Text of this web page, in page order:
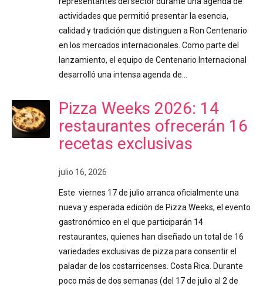
actividades que permitió presentar la esencia,
calidad y tradición que distinguen a Ron Centenario
en los mercados internacionales. Como parte del
lanzamiento, el equipo de Centenario Internacional
desarrolló una intensa agenda de…
Pizza Weeks 2026: 14
restaurantes ofrecerán 16
recetas exclusivas
julio 16, 2026
Este viernes 17 de julio arranca oficialmente una
nueva y esperada edición de Pizza Weeks, el evento
gastronómico en el que participarán 14
restaurantes, quienes han diseñado un total de 16
variedades exclusivas de pizza para consentir el
paladar de los costarricenses. Costa Rica. Durante
poco más de dos semanas (del 17 de julio al 2 de